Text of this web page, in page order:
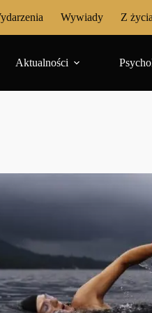
Wywiady Z
Aktualności